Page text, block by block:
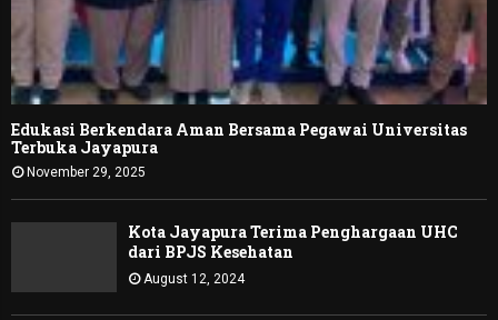
Edukasi Berkendara Aman Bersama Pegawai Universitas
Terbuka Jayapura
November 29, 2025
Kota Jayapura Terima Penghargaan UHC
dari BPJS Kesehatan
August 12, 2024